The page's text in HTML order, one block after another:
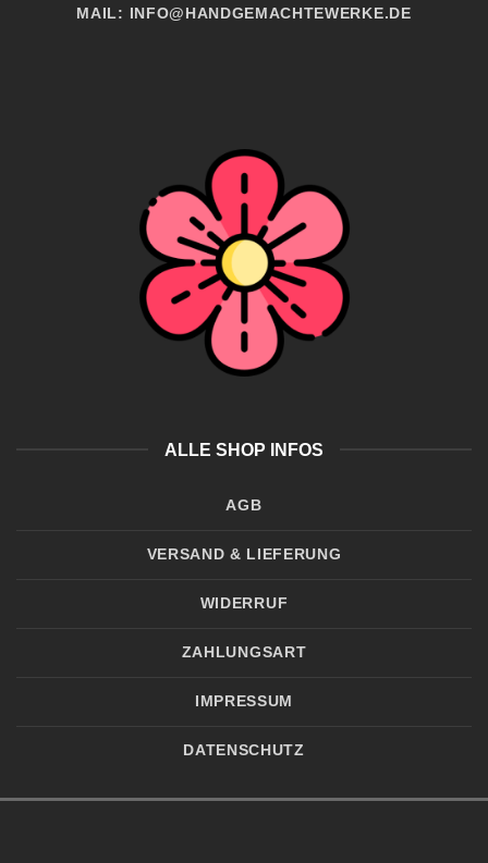
MAIL:
INFO@HANDGEMACHTEWERKE.DE
ALLE SHOP INFOS
AGB
VERSAND & LIEFERUNG
WIDERRUF
ZAHLUNGSART
IMPRESSUM
DATENSCHUTZ